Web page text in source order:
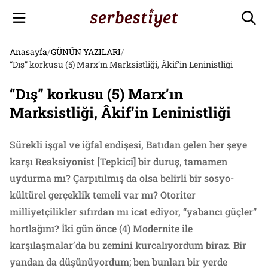
Anasayfa/GÜNÜN YAZILARI/
“Dış” korkusu (5) Marx’ın Marksistliği, Âkif’in Leninistliği
“Dış” korkusu (5) Marx’ın
Marksistliği, Âkif’in Leninistliği
Sürekli işgal ve iğfal endişesi, Batıdan gelen her şeye
karşı Reaksiyonist [Tepkici] bir duruş, tamamen
uydurma mı? Çarpıtılmış da olsa belirli bir sosyo-
kültürel gerçeklik temeli var mı? Otoriter
milliyetçilikler sıfırdan mı icat ediyor, “yabancı güçler”
hortlağını? İki gün önce (4) Modernite ile
karşılaşmalar’da bu zemini kurcalıyordum biraz. Bir
yandan da düşünüyordum; ben bunları bir yerde